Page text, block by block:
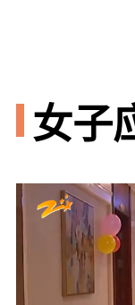
女子